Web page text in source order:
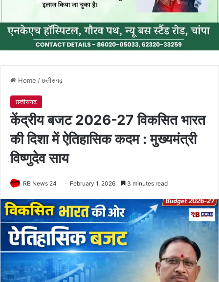
Home /छत्तीसगढ़
छत्तीसगढ़
केंद्रीय बजट 2026-27 विकसित भारत
की दिशा में ऐतिहासिक कदम : मुख्यमंत्री
विष्णुदेव साय
RB News 24 February 1, 2026 3 minutes read